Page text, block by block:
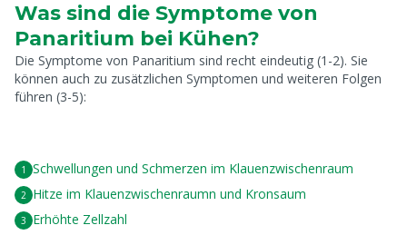
Was sind die Symptome von
Panaritium bei Kühen?
Die Symptome von Panaritium sind recht eindeutig (1-2). Sie
können auch zu zusätzlichen Symptomen und weiteren Folgen
führen (3-5):
Schwellungen und Schmerzen im Klauenzwischenraum
Hitze im Klauenzwischenraumn und Kronsaum
Erhöhte Zellzahl